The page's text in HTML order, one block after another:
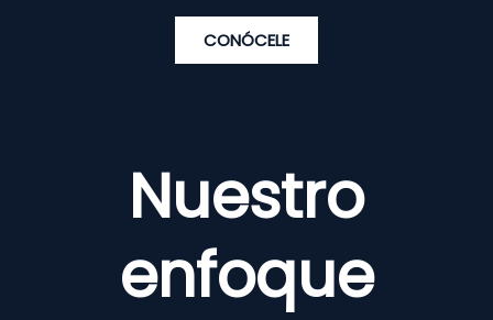
CONÓCELE
Nuestro
enfoque